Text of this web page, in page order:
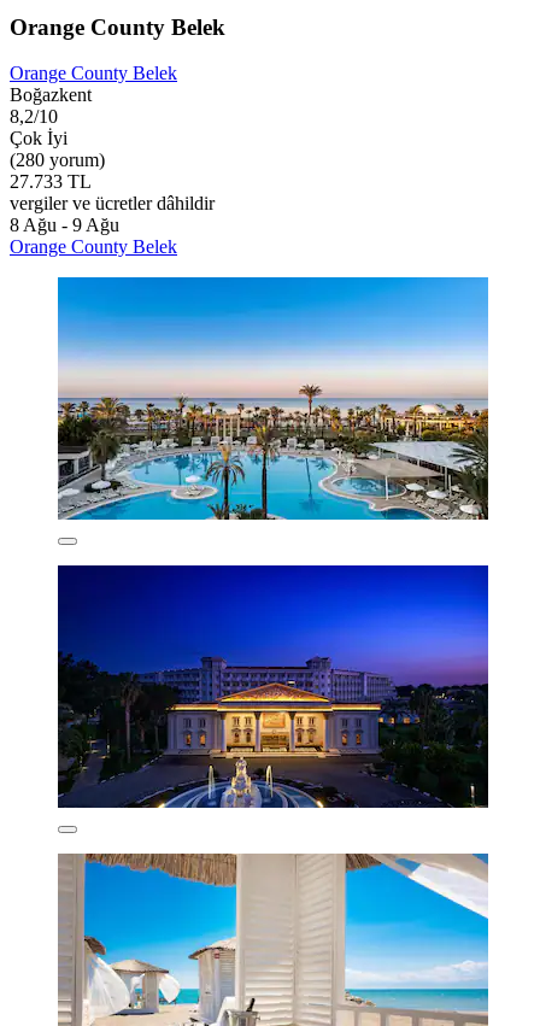
Orange County Belek
Orange County Belek
Boğazkent
8,2/10
Çok İyi
(280 yorum)
27.733 TL
vergiler ve ücretler dâhildir
8 Ağu - 9 Ağu
Orange County Belek